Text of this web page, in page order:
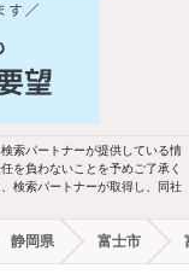
以上
洗面台
ガス
索パートナーが提供している情
を負わないことを予めご了承く
検索パートナーが取得し、同社
静岡県 富士市